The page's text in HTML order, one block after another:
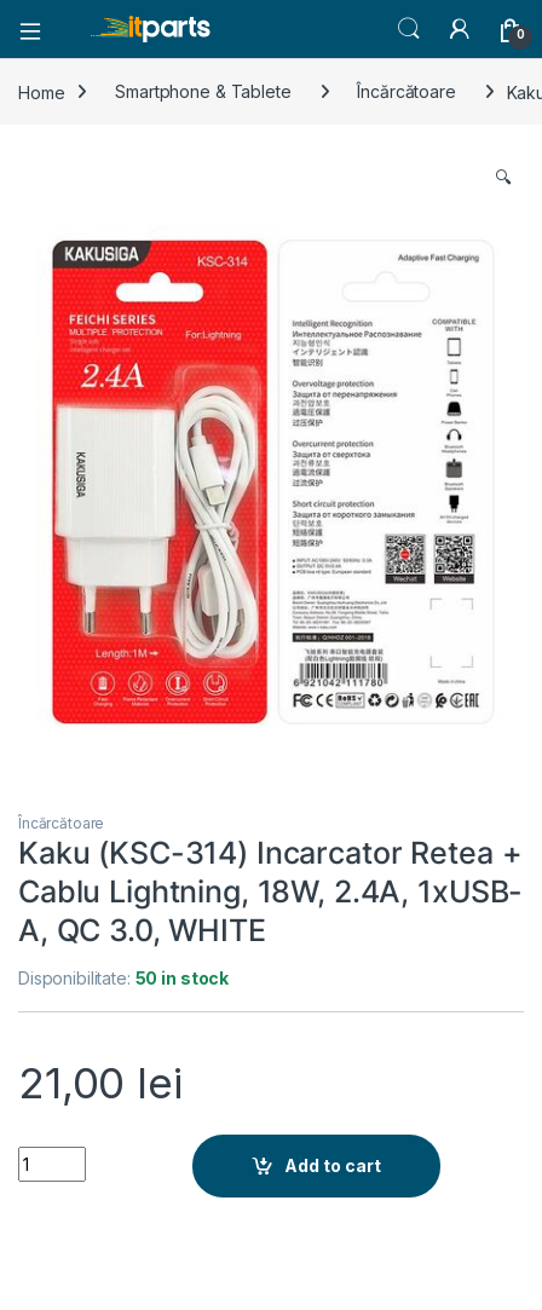
0
Home Smartphone & Tablete Încărcătoare
🔍
Încărcătoare
Kaku (KSC-314) Incarcator Retea +
Cablu Lightning, 18W, 2.4A, 1xUSB-
A, QC 3.0, WHITE
Disponibilitate: 50 in stock
21,00 lei
Kaku (KSC-314) Incarcator Retea + Cablu Lightning, 18W,
Add to cart